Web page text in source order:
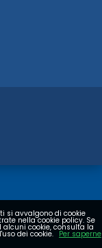
si avvalgono di cookie
nella cookie policy. Se
cookie, consulta la
dei cookie. Per saperne